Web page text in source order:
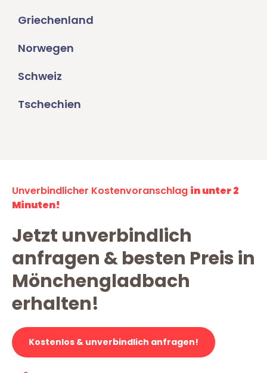
Griechenland
Norwegen
Schweiz
Tschechien
Unverbindlicher Kostenvoranschlag in unter 2
Minuten!
Jetzt unverbindlich
anfragen & besten Preis in
Mönchengladbach
erhalten!
Kostenlos & unverbindlich anfragen!